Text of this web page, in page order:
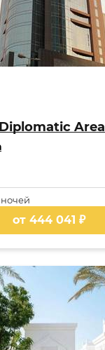
Area
ночей
от 444 041 ₽